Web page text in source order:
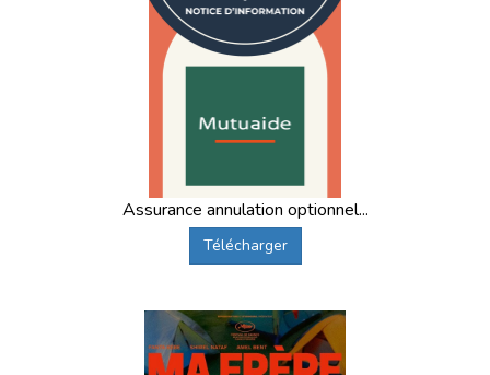
Assurance annulation optionnel...
Télécharger